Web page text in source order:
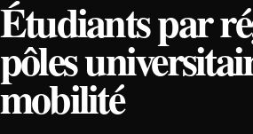
Étudiants par
pôles
mobilité